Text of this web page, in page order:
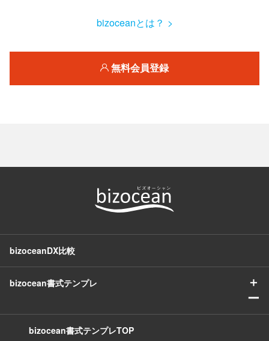
bizoceanとは？ >
無料会員登録
bizoceanDX比較
bizocean書式テンプレ
＋
ー
bizocean書式テンプレTOP